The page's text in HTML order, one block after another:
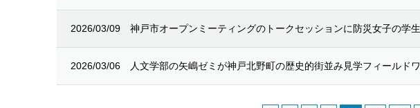
2026/03/09 神戸市オープンミーティングのトークセッションに防災女子の学
2026/03/06 人文学部の矢嶋ゼミが神戸北野町の歴史的街並み見学フィールド